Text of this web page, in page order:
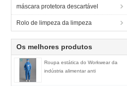
máscara protetora descartável
Rolo de limpeza da limpeza
Os melhores produtos
Roupa estática do Workwear da
indústria alimentar anti